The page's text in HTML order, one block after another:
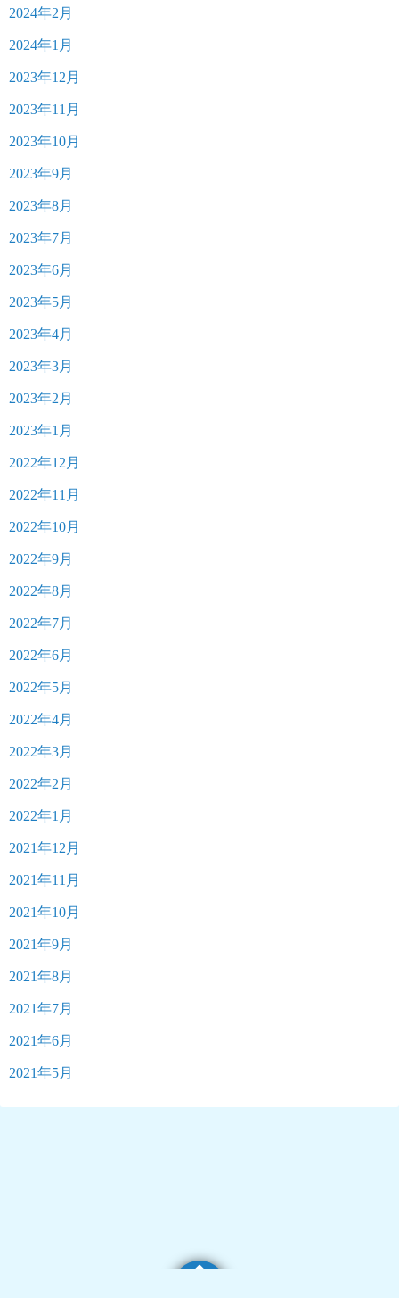
2024年2月
2024年1月
2023年12月
2023年11月
2023年10月
2023年9月
2023年8月
2023年7月
2023年6月
2023年5月
2023年4月
2023年3月
2023年2月
2023年1月
2022年12月
2022年11月
2022年10月
2022年9月
2022年8月
2022年7月
2022年6月
2022年5月
2022年4月
2022年3月
2022年2月
2022年1月
2021年12月
2021年11月
2021年10月
2021年9月
2021年8月
2021年7月
2021年6月
2021年5月